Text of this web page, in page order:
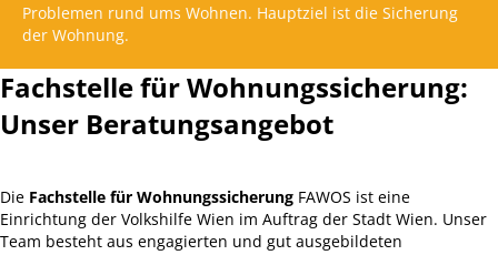
Problemen rund ums Wohnen. Hauptziel ist die Sicherung
der Wohnung.
Fachstelle für Wohnungssicherung:
Unser Beratungsangebot
Die Fachstelle für Wohnungssicherung FAWOS ist eine
Einrichtung der Volkshilfe Wien im Auftrag der Stadt Wien. Unser
Team besteht aus engagierten und gut ausgebildeten